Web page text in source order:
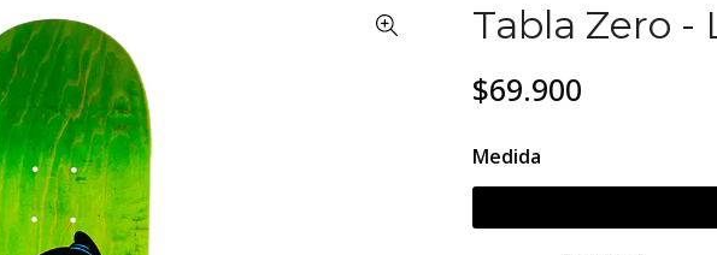
Tabla Zero -
$69.900
Medida